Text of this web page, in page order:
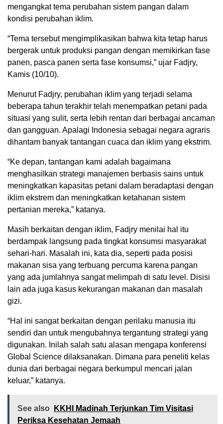
mengangkat tema perubahan sistem pangan dalam
kondisi perubahan iklim.
“Tema tersebut mengimplikasikan bahwa kita tetap harus
bergerak untuk produksi pangan dengan memikirkan fase
panen, pasca panen serta fase konsumsi,” ujar Fadjry,
Kamis (10/10).
Menurut Fadjry, perubahan iklim yang terjadi selama
beberapa tahun terakhir telah menempatkan petani pada
situasi yang sulit, serta lebih rentan dari berbagai ancaman
dan gangguan. Apalagi Indonesia sebagai negara agraris
dihantam banyak tantangan cuaca dan iklim yang ekstrim.
“Ke depan, tantangan kami adalah bagaimana
menghasilkan strategi manajemen berbasis sains untuk
meningkatkan kapasitas petani dalam beradaptasi dengan
iklim ekstrem dan meningkatkan ketahanan sistem
pertanian mereka,” katanya.
Masih berkaitan dengan iklim, Fadjry menilai hal itu
berdampak langsung pada tingkat konsumsi masyarakat
sehari-hari. Masalah ini, kata dia, seperti pada posisi
makanan sisa yang terbuang percuma karena pangan
yang ada jumlahnya sangat melimpah di satu level. Disisi
lain ada juga kasus kekurangan makanan dan masalah
gizi.
“Hal ini sangat berkaitan dengan perilaku manusia itu
sendiri dan untuk mengubahnya tergantung strategi yang
digunakan. Inilah salah satu alasan mengapa konferensi
Global Science dilaksanakan. Dimana para peneliti kelas
dunia dari berbagai negara berkumpul mencari jalan
keluar,” katanya.
See also
KKHI Madinah Terjunkan Tim Visitasi
Periksa Kesehatan Jemaah